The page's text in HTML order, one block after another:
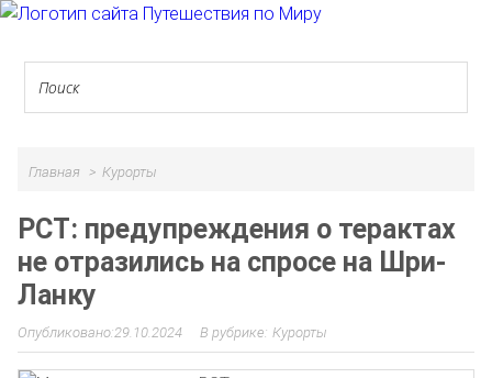
Главная Курорты
РСТ: предупреждения о терактах
не отразились на спросе на Шри-
Ланку
29.10.2024 Курорты